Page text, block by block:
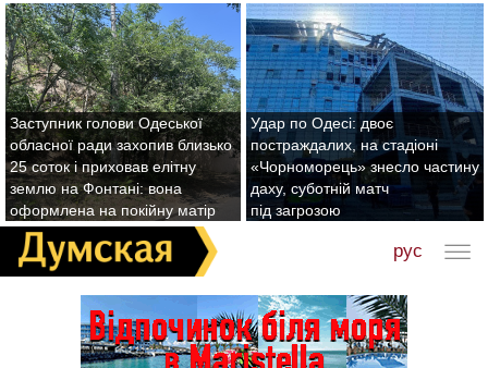
Заступник голови Одеської
обласної ради захопив близько
25 соток і приховав елітну
землю на Фонтані: вона
оформлена на покійну матір
Удар по Одесі: двоє
постраждалих, на стадіоні
«Чорноморець» знесло частину
даху, суботній матч
під загрозою
рус